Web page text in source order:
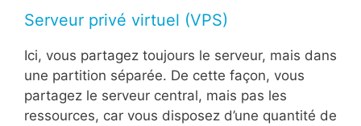
Serveur privé virtuel (VPS)
Ici, vous partagez toujours le serveur, mais dans
une partition séparée. De cette façon, vous
partagez le serveur central, mais pas les
ressources, car vous disposez d’une quantité de